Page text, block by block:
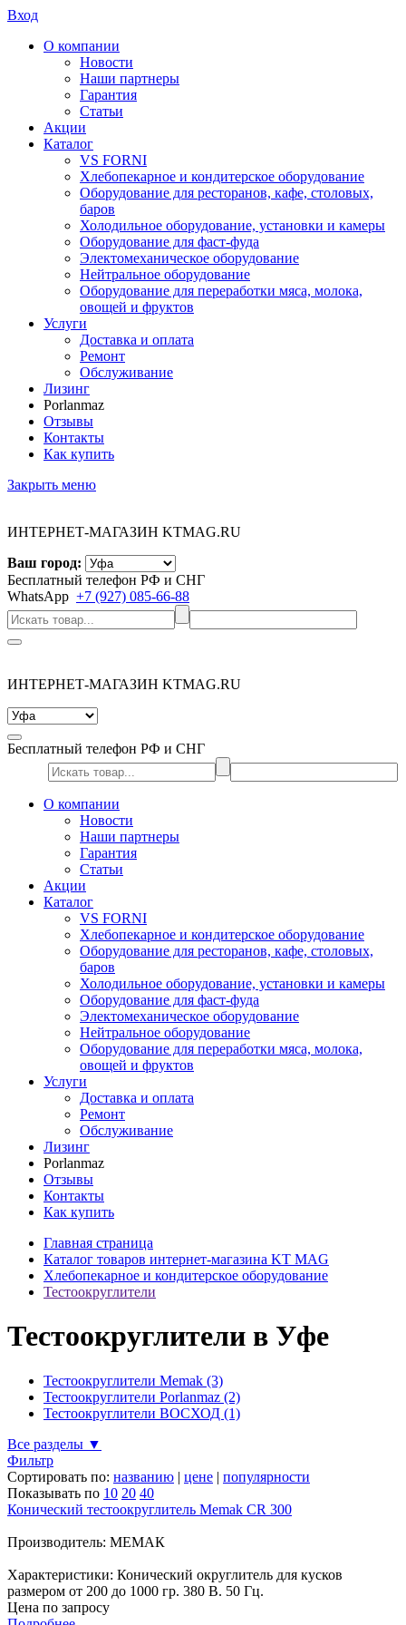
Вход
О компании
Новости
Наши партнеры
Гарантия
Статьи
Акции
Каталог
VS FORNI
Хлебопекарное и кондитерское оборудование
Оборудование для ресторанов, кафе, столовых,
баров
Холодильное оборудование, установки и камеры
Оборудование для фаст-фуда
Электомеханическое оборудование
Нейтральное оборудование
Оборудование для переработки мяса, молока,
овощей и фруктов
Услуги
Доставка и оплата
Ремонт
Обслуживание
Лизинг
Porlanmaz
Отзывы
Контакты
Как купить
Закрыть меню
ИНТЕРНЕТ-МАГАЗИН KTMAG.RU
Ваш город:
Бесплатный телефон РФ и СНГ
WhatsApp +7 (927) 085-66-88
ИНТЕРНЕТ-МАГАЗИН KTMAG.RU
Бесплатный телефон РФ и СНГ
О компании
Новости
Наши партнеры
Гарантия
Статьи
Акции
Каталог
VS FORNI
Хлебопекарное и кондитерское оборудование
Оборудование для ресторанов, кафе, столовых,
баров
Холодильное оборудование, установки и камеры
Оборудование для фаст-фуда
Электомеханическое оборудование
Нейтральное оборудование
Оборудование для переработки мяса, молока,
овощей и фруктов
Услуги
Доставка и оплата
Ремонт
Обслуживание
Лизинг
Porlanmaz
Отзывы
Контакты
Как купить
Главная страница
Каталог товаров интернет-магазина KT MAG
Хлебопекарное и кондитерское оборудование
Тестоокруглители
Тестоокруглители в Уфе
Тестоокруглители Memak (3)
Тестоокруглители Porlanmaz (2)
Тестоокруглители ВОСХОД (1)
Все разделы ▼
Фильтр
Сортировать по: названию | цене | популярности
Показывать по 10 20 40
Конический тестоокруглитель Memak CR 300
Производитель: МЕМАК
Характеристики: Конический округлитель для кусков
размером от 200 до 1000 гр. 380 В. 50 Гц.
Цена по запросу